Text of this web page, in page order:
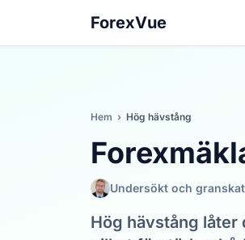
ForexVue
Hem › Hög hävstång
Undersökt och
Hög hävstång